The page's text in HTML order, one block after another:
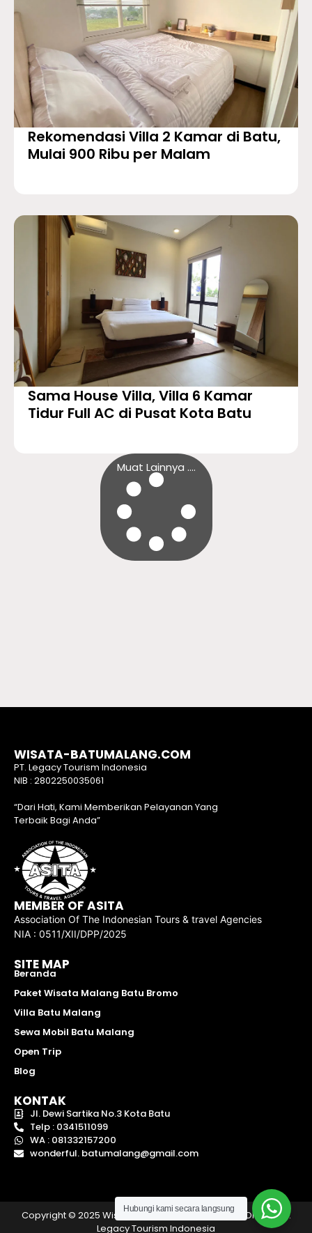
Rekomendasi Villa 2 Kamar di Batu,
Mulai 900 Ribu per Malam
Sama House Villa, Villa 6 Kamar
Tidur Full AC di Pusat Kota Batu
Muat Lainnya ....
WISATA-BATUMALANG.COM
PT. Legacy Tourism Indonesia
NIB : 2802250035061
“Dari Hati, Kami Memberikan Pelayanan Yang
Terbaik Bagi Anda”
MEMBER OF ASITA
Association Of The Indonesian Tours & travel Agencies
NIA : 0511/XII/DPP/2025
SITE MAP
Beranda
Paket Wisata Malang Batu Bromo
Villa Batu Malang
Sewa Mobil Batu Malang
Open Trip
Blog
KONTAK
Jl. Dewi Sartika No.3 Kota Batu
Telp : 0341511099
WA : 081332157200
wonderful. batumalang@gmail.com
Copyright © 2025 Wisata Batu Malang | Hak Cipta Oleh – PT.
Legacy Tourism Indonesia
Hubungi kami secara langsung